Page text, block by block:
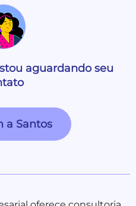
aguardando seu
a Santos